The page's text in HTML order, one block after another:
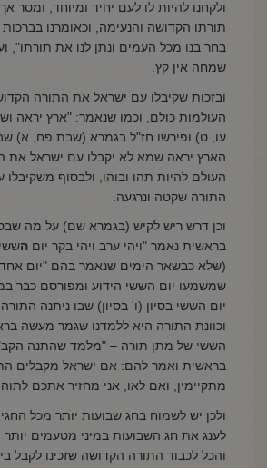
ולקחנו להיות לו לעם יחיד ומיוחד, ומסר
תורתו הקדושה והנעימה, וכאומרנו
בחר בנו מכל העמים ונתן לנו את תורתו",
שמחה אין קץ.
ובזכות שקיבלו עם ישראל את התורה
העולמות כולם, וכמו שנאמר: "ארץ יראה
עו, ט) ופירשו חז"ל בגמרא (שבת פח, א)
הארץ יראה שמא לא יקבלו עם ישראל את
העולם להיות תהו ובוהו, ולבסוף
התורה שקטה ונרגעה.
וכן דרש ריש לקיש (בגמרא שם) על מה
בראשית נאמר "ויהי ערב ויהי בקר יום ה
(שלא כבשאר הימים שנאמר בהם "יום אחד",
שמשמעו יום הששי הידוע ומפורסם כבר
יום הששי בסיון (ו' בסיון) שבו ניתנה
וכוונת התורה היא ללמדנו שגמר מעשה
הששי של מתן תורה – "מלמד שהתנה
בראשית ואמר להם: אם ישראל מקבלים
מתקיימין, ואם לאו, אני מחזיר אתכם לתוהו
ולכן יש לשמוח בחג שבועות יותר מכל
לענג את חג השבועות במיני מטעמים יותר
והכל לכבוד התורה הקדושה שזכינו לקבל